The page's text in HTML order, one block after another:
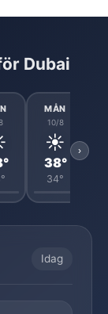
Dubai
MÅN
10/8
☀️
38°
34°
›
Idag